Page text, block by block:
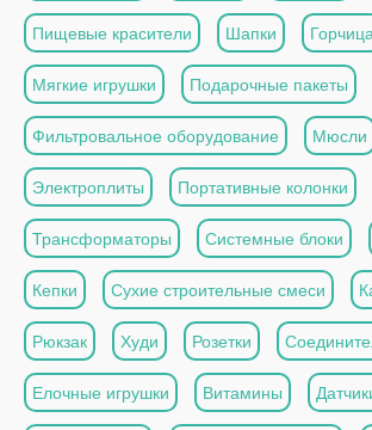
Пищевые красители Шапки
Мягкие игрушки Подарочные пакеты
Фильтровальное оборудование Мюсли
Электроплиты Портативные колонки
Трансформаторы Системные блоки
Кепки Сухие строительные смеси
Рюкзак Худи Розетки
Елочные игрушки Витамины